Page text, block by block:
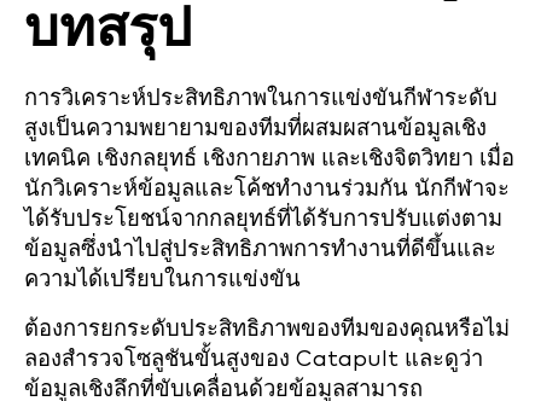
บทสรุป
การวิเคราะห์ประสิทธิภาพในการแข่งขันกีฬาระดับ
สูงเป็นความพยายามของทีมที่ผสมผสานข้อมูลเชิง
เทคนิค เชิงกลยุทธ์ เชิงกายภาพ และเชิงจิตวิทยา เมื่อ
นักวิเคราะห์ข้อมูลและโค้ชทำงานร่วมกัน นักกีฬาจะ
ได้รับประโยชน์จากกลยุทธ์ที่ได้รับการปรับแต่งตาม
ข้อมูลซึ่งนำไปสู่ประสิทธิภาพการทำงานที่ดีขึ้นและ
ความได้เปรียบในการแข่งขัน
ต้องการยกระดับประสิทธิภาพของทีมของคุณหรือไม่
ลองสำรวจโซลูชันขั้นสูงของ Catapult และดูว่า
ข้อมูลเชิงลึกที่ขับเคลื่อนด้วยข้อมูลสามารถ